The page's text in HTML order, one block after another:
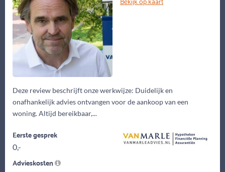
Deze review beschrijft onze werkwijze: Duidelijk en
onafhankelijk advies ontvangen voor de aankoop van een
woning. Altijd bereikbaar,...
Eerste gesprek
0,-
Advieskosten